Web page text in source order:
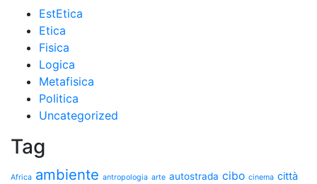
EstEtica
Etica
Fisica
Logica
Metafisica
Politica
Uncategorized
Tag
Africa ambiente antropologia arte autostrada cibo cinema città